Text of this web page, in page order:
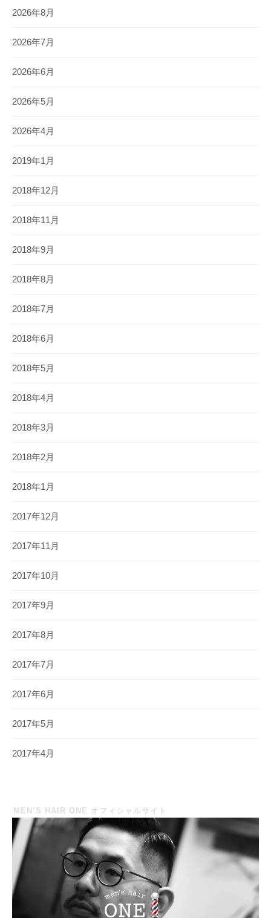
2026年8月
2026年7月
2026年6月
2026年5月
2026年4月
2019年1月
2018年12月
2018年11月
2018年9月
2018年8月
2018年7月
2018年6月
2018年5月
2018年4月
2018年3月
2018年2月
2018年1月
2017年12月
2017年11月
2017年10月
2017年9月
2017年8月
2017年7月
2017年6月
2017年5月
2017年4月
MEN’S HAIR ONE オフィシャルサイト